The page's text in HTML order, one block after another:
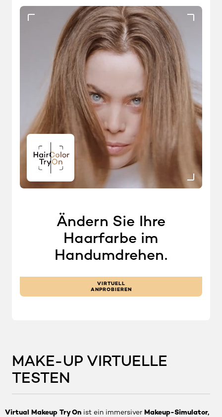
Ändern Sie Ihre
Haarfarbe im
Handumdrehen.
VIRTUELL
ANPROBIEREN
MAKE-UP VIRTUELLE
TESTEN
Virtual Makeup Try On ist ein immersiver Makeup-Simulator,